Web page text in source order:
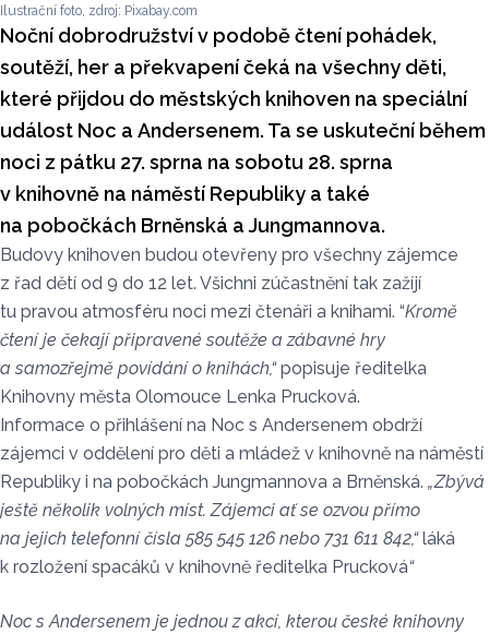
Ilustrační foto, zdroj: Pixabay.com
Noční dobrodružství v podobě čtení pohádek,
soutěží, her a překvapení čeká na všechny děti,
které přijdou do městských knihoven na speciální
událost Noc a Andersenem. Ta se uskuteční během
noci z pátku 27. sprna na sobotu 28. sprna
v knihovně na náměstí Republiky a také
na pobočkách Brněnská a Jungmannova.
Budovy knihoven budou otevřeny pro všechny zájemce
z řad dětí od 9 do 12 let. Všichni zúčastnění tak zažíjí
tu pravou atmosféru noci mezi čtenáři a knihami. “Kromě
čtení je čekají připravené soutěže a zábavné hry
a samozřejmě povídání o knihách,“popisuje ředitelka
Knihovny města Olomouce Lenka Prucková.
Informace o přihlášení na Noc s Andersenem obdrží
zájemci v oddělení pro děti a mládež v knihovně na náměstí
Republiky i na pobočkách Jungmannova a Brněnská. „Zbývá
ještě několik volných míst. Zájemci ať se ozvou přímo
na jejich telefonní čísla 585 545 126 nebo 731 611 842,“láká
k rozložení spacáků v knihovně ředitelka Prucková“
Noc s Andersenem je jednou z akcí, kterou české knihovny